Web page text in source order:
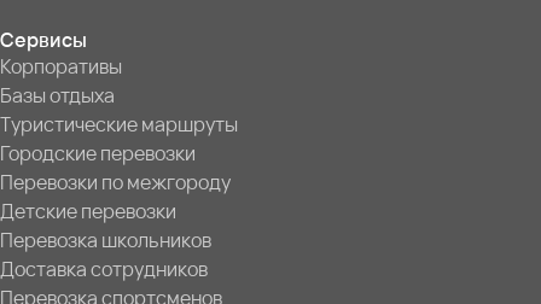
Сервисы
Корпоративы
Базы отдыха
Туристические маршруты
Городские перевозки
Перевозки по межгороду
Детские перевозки
Перевозка школьников
Доставка сотрудников
Перевозка спортсменов